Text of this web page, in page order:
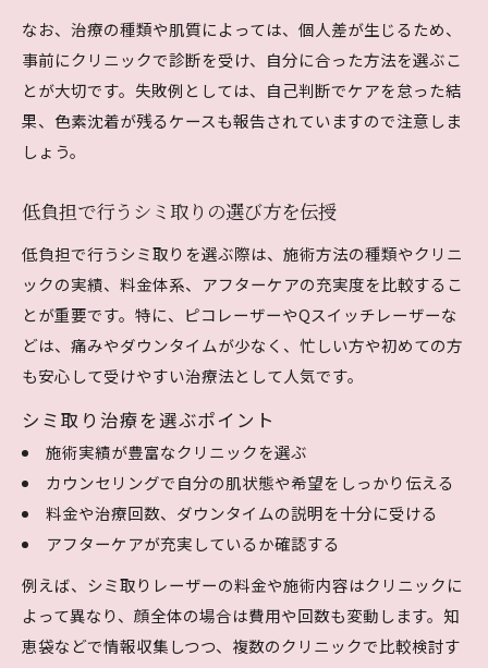
なお、治療の種類や肌質によっては、個人差が生じるため、
事前にクリニックで診断を受け、自分に合った方法を選ぶこ
とが大切です。失敗例としては、自己判断でケアを怠った結
果、色素沈着が残るケースも報告されていますので注意しま
しょう。
低負担で行うシミ取りの選び方を伝授
低負担で行うシミ取りを選ぶ際は、施術方法の種類やクリニ
ックの実績、料金体系、アフターケアの充実度を比較するこ
とが重要です。特に、ピコレーザーやQスイッチレーザーな
どは、痛みやダウンタイムが少なく、忙しい方や初めての方
も安心して受けやすい治療法として人気です。
シミ取り治療を選ぶポイント
施術実績が豊富なクリニックを選ぶ
カウンセリングで自分の肌状態や希望をしっかり伝える
料金や治療回数、ダウンタイムの説明を十分に受ける
アフターケアが充実しているか確認する
例えば、シミ取りレーザーの料金や施術内容はクリニックに
よって異なり、顔全体の場合は費用や回数も変動します。知
恵袋などで情報収集しつつ、複数のクリニックで比較検討す